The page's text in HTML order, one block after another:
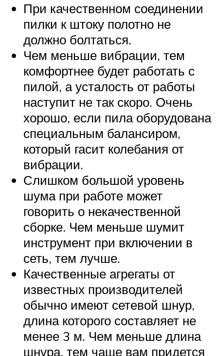
При качественном соединении
пилки к штоку полотно не
должно болтаться.
Чем меньше вибрации, тем
комфортнее будет работать с
пилой, а усталость от работы
наступит не так скоро. Очень
хорошо, если пила оборудована
специальным балансиром,
который гасит колебания от
вибрации.
Слишком большой уровень
шума при работе может
говорить о некачественной
сборке. Чем меньше шумит
инструмент при включении в
сеть, тем лучше.
Качественные агрегаты от
известных производителей
обычно имеют сетевой шнур,
длина которого составляет не
менее 3 м. Чем меньше длина
шнура, тем чаще вам придется